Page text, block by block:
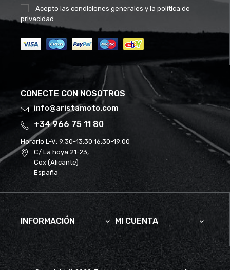
Acepto las condiciones generales y la política de
privacidad
CONECTE CON NOSOTROS
info@aristamoto.com
+34 966 75 11 80
Horario L-V: 9:30-13:30 16:30-19:00
C/ La hoya 21-23,
Cox (Alicante)
España
INFORMACIÓN  MI CUENTA 